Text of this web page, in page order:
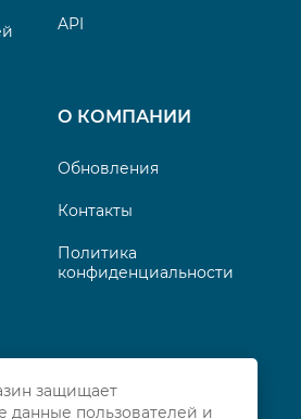
API
О КОМПАНИИ
Обновления
Контакты
Политика
конфиденциальности
защищает
данные пользователей и